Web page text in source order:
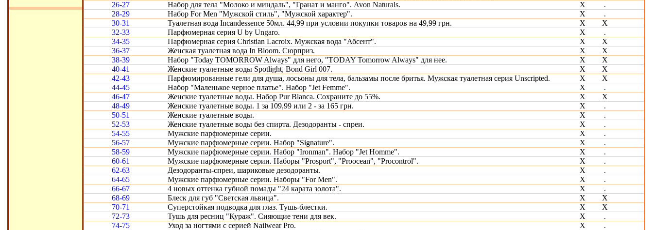
26-27
Набор для тела "Молоко и миндаль", "Гранат и манго". Avon Naturals. Х
.
28-29
Набор For Men "Мужской стиль", "Мужской характер". X
.
30-31
Туалетная вода Incandessence 50мл. 44,99 при условии покупки товаров на 49,99 грн. X
Х
32-33
Парфюмерная серия U by Ungaro. X
.
34-35
Парфюмерная серия Christian Lacroix. Мужская вода "Абсент". Х
Х
36-37
Женская туалетная вода In Bloom. Сюрприз. Х
Х
38-39
Набор "Today TOMORROW Always" для него, "TODAY Tomorrow Always" для нее. X
Х
40-41
Женские туалетные воды Spotlight, Bond Girl 007. Х
Х
42-43
Парфюмированные гели для душа, лосьоны для тела, бальзамы после бритья. Мужская туалетная серия Unscripted. Х
Х
44-45
Набор "Маленькое черное платье". Набор "Jet Femme". Х
.
46-47
Женские туалетные воды. Набор Pur Blanca. Сохраните до 55%. X
Х
48-49
Женские туалетные воды. 1 за 109,99 или 2 - за 165 грн. Х
.
50-51
Женские туалетные воды. Х
.
52-53
Женские туалетные воды без спирта. Дезодоранты - спреи. Х
.
54-55
Мужские парфюмерные серии. Х
.
56-57
Мужские парфюмерные серии. Набор "Signature". Х
.
58-59
Мужские парфюмерные серии. Набор "Ironman". Набор "Jet Homme". Х
.
60-61
Мужские парфюмерные серии. Наборы "Prosport", "Proocean", "Procontrol". Х
.
62-63
Дезодоранты-спреи, шариковые дезодоранты. Х
.
64-65
Мужские парфюмерные серии. Наборы "For Men". Х
.
66-67
4 новых оттенка губной помады "24 карата золота". Х
.
68-69
Блеск для губ "Светская львица". Х
Х
70-71
Суперстойкая подводка для глаз. Тушь-блестки. Х
Х
72-73
Тушь для ресниц "Кураж". Сияющие тени для век. X
.
74-75
Уход за ногтями с серией Nailwear Pro. Х
.